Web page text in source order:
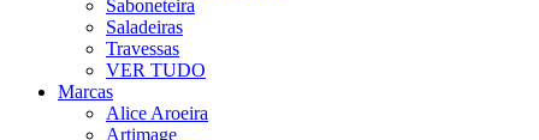
Saboneteira
Saladeiras
Travessas
VER TUDO
Marcas
Alice Aroeira
Artimage